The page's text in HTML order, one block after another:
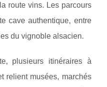
route vins. Les parcours
cave authentique, entre
du vignoble alsacien.
plusieurs itinéraires à
relient musées, marchés